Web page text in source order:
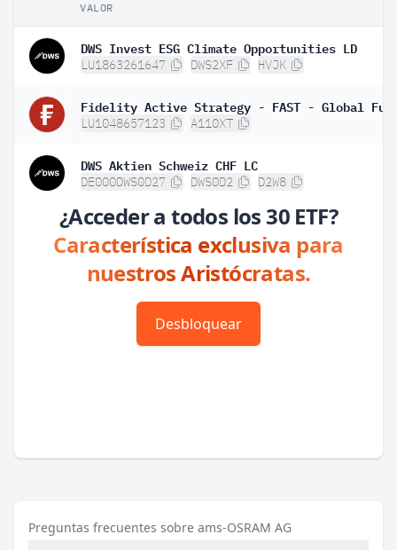
VALOR
DWS Invest ESG Climate Opportunities LD
LU1863261647 DWS2XF HVJK
LU1048657123 A110XT
DWS Aktien Schweiz CHF LC
DE000DWS0D27 DWS0D2 D2W8
¿Acceder a todos los 30 ETF?
Característica exclusiva para
nuestros Aristócratas.
Desbloquear
Preguntas frecuentes sobre ams-OSRAM AG